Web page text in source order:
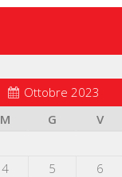
Ottobre 2023
M G V
4 5 6